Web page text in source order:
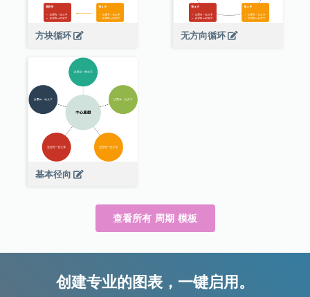
方块循环 无方向循环
基本径向
查看所有 周期 模板
创建专业的图表，一键启用。